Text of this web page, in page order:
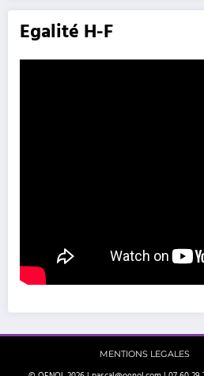
Egalité H-F
MENTIONS LEGALES